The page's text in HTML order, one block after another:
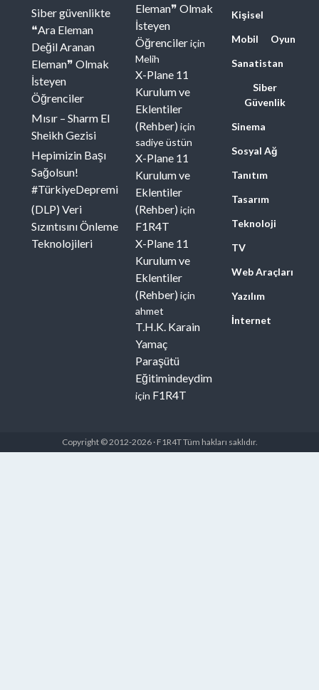
Siber güvenlikte
❝Ara Eleman
Değil Aranan
Eleman❞ Olmak
İsteyen
Öğrenciler
Mısır – Sharm El
Sheikh Gezisi
Hepimizin Başı
Sağolsun!
#TürkiyeDepremi
(DLP) Veri
Sızıntısını Önleme
Teknolojileri
Eleman❞ Olmak
İsteyen
Öğrencileriçin
Melih
X-Plane 11
Kurulum ve
Eklentiler
(Rehber) için
sadiye üstün
X-Plane 11
Kurulum ve
Eklentiler
(Rehber) için
F1R4T
X-Plane 11
Kurulum ve
Eklentiler
(Rehber) için
ahmet
T.H.K. Karain
Yamaç
Paraşütü
Eğitimindeydim
için F1R4T
Kişisel
Mobil
Oyun
Sanatistan
Siber
Güvenlik
Sinema
Sosyal Ağ
Tanıtım
Tasarım
Teknoloji
TV
Web Araçları
Yazılım
İnternet
Copyright © 2012-2026 · F1R4T Tüm hakları saklıdır.